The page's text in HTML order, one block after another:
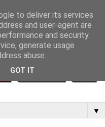
▼
to deliver its services
and user-agent are
and security
generate usage
abuse.
GOT IT